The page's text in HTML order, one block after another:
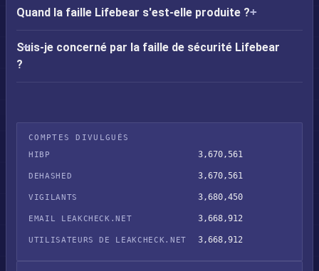
Quand la faille Lifebear s'est-elle produite ?
Suis-je concerné par la faille de sécurité Lifebear
?
COMPTES DIVULGUÉS
HIBP
3,670,561
DEHASHED 3,670,561
VIGILANTS 3,680,450
EMAIL LEAKCHECK.NET 3,668,912
UTILISATEURS DE LEAKCHECK.NET 3,668,912